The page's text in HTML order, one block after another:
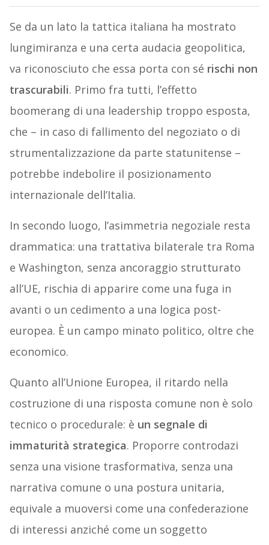
Se da un lato la tattica italiana ha mostrato
lungimiranza e una certa audacia geopolitica,
va riconosciuto che essa porta con sé rischi non
trascurabili. Primo fra tutti, l’effetto
boomerang di una leadership troppo esposta,
che – in caso di fallimento del negoziato o di
strumentalizzazione da parte statunitense –
potrebbe indebolire il posizionamento
internazionale dell’Italia.
In secondo luogo, l’asimmetria negoziale resta
drammatica: una trattativa bilaterale tra Roma
e Washington, senza ancoraggio strutturato
all’UE, rischia di apparire come una fuga in
avanti o un cedimento a una logica post-
europea. È un campo minato politico, oltre che
economico.
Quanto all’Unione Europea, il ritardo nella
costruzione di una risposta comune non è solo
tecnico o procedurale: è un segnale di
immaturità strategica. Proporre controdazi
senza una visione trasformativa, senza una
narrativa comune o una postura unitaria,
equivale a muoversi come una confederazione
di interessi anziché come un soggetto